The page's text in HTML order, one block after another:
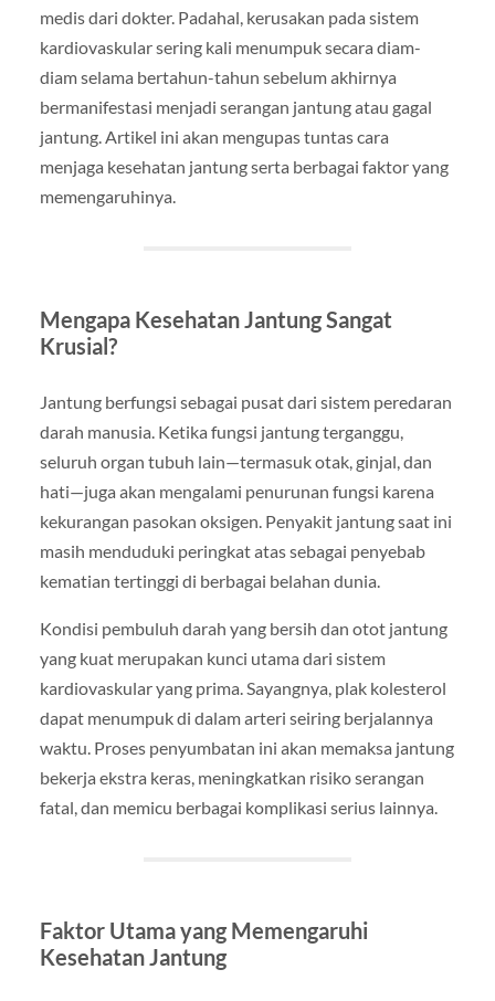
medis dari dokter. Padahal, kerusakan pada sistem
kardiovaskular sering kali menumpuk secara diam-
diam selama bertahun-tahun sebelum akhirnya
bermanifestasi menjadi serangan jantung atau gagal
jantung. Artikel ini akan mengupas tuntas cara
menjaga kesehatan jantung serta berbagai faktor yang
memengaruhinya.
Mengapa Kesehatan Jantung Sangat
Krusial?
Jantung berfungsi sebagai pusat dari sistem peredaran
darah manusia. Ketika fungsi jantung terganggu,
seluruh organ tubuh lain—termasuk otak, ginjal, dan
hati—juga akan mengalami penurunan fungsi karena
kekurangan pasokan oksigen. Penyakit jantung saat ini
masih menduduki peringkat atas sebagai penyebab
kematian tertinggi di berbagai belahan dunia.
Kondisi pembuluh darah yang bersih dan otot jantung
yang kuat merupakan kunci utama dari sistem
kardiovaskular yang prima. Sayangnya, plak kolesterol
dapat menumpuk di dalam arteri seiring berjalannya
waktu. Proses penyumbatan ini akan memaksa jantung
bekerja ekstra keras, meningkatkan risiko serangan
fatal, dan memicu berbagai komplikasi serius lainnya.
Faktor Utama yang Memengaruhi
Kesehatan Jantung